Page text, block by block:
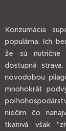
Konzumácia
populárna. Ich
že sú nutrične
dostupná
novodobou
mnohokrát
niečim čo
tkanivá však